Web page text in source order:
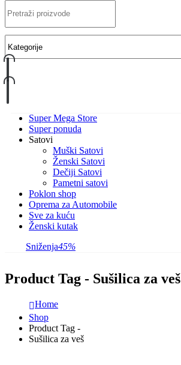
Super Mega Store
Super ponuda
Satovi
Muški Satovi
Ženski Satovi
Dečiji Satovi
Pametni satovi
Poklon shop
Oprema za Automobile
Sve za kuću
Ženski kutak
Sniženja45%
Product Tag - Sušilica za veš
Home
Shop
Product Tag -
Sušilica za veš